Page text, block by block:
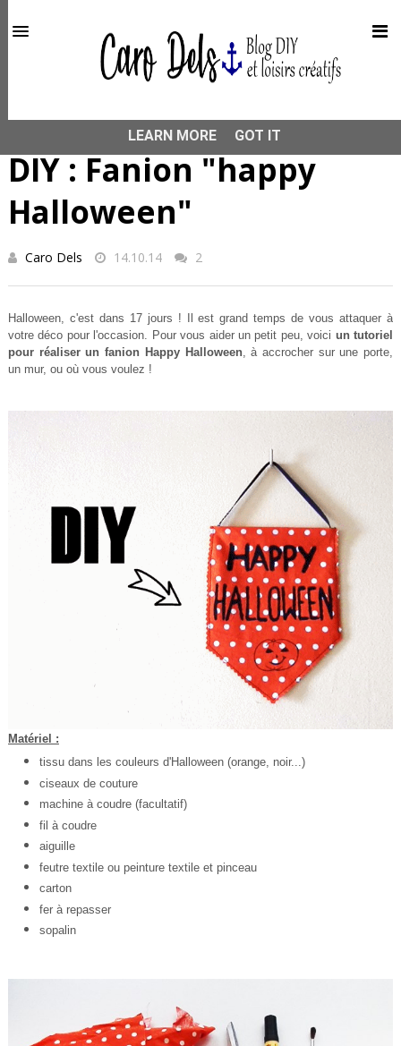
DIY : Fanion "happy
Halloween"
Caro Dels 14.10.14 2
Halloween, c'est dans 17 jours ! Il est grand temps de vous attaquer à
votre déco pour l'occasion. Pour vous aider un petit peu, voici un tutoriel
pour réaliser un fanion Happy Halloween, à accrocher sur une porte,
un mur, ou où vous voulez !
Matériel :
tissu dans les couleurs d'Halloween (orange, noir...)
ciseaux de couture
machine à coudre (facultatif)
fil à coudre
aiguille
feutre textile ou peinture textile et pinceau
carton
fer à repasser
sopalin
This site uses cookies from Google to deliver its services
and to analyze traffic. Your IP address and user-agent are
shared with Google along with performance and security
metrics to ensure quality of service, generate usage
LEARN MORE
GOT IT